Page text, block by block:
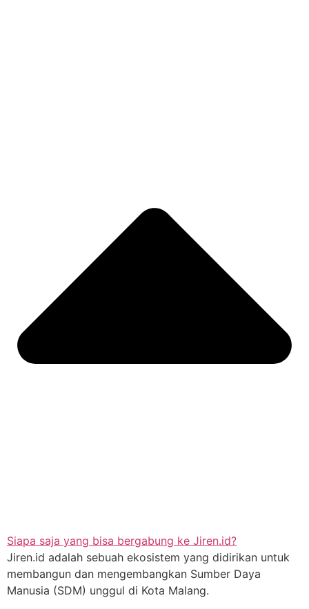
Siapa saja yang bisa bergabung ke Jiren.id?
Jiren.id adalah sebuah ekosistem yang didirikan untuk
membangun dan mengembangkan Sumber Daya
Manusia (SDM) unggul di Kota Malang.